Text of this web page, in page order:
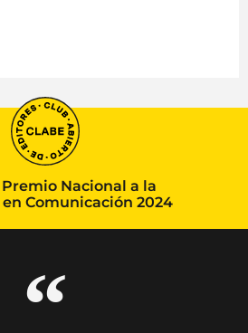
Nacional a la
Comunicación 2024